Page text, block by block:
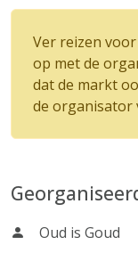
Ver reizen
op met de
dat de markt
de organisator
Oud is Goud